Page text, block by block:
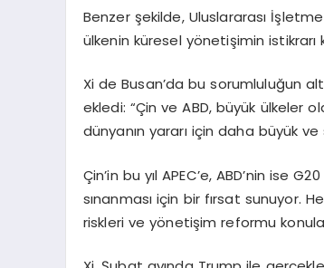
Benzer şekilde, Uluslararası
ülkenin küresel yönetişimin istikrarı
Xi de Busan’da bu sorumluluğun
ekledi: “Çin ve ABD, büyük ülkeler
dünyanın yararı için daha büyük
Çin’in bu yıl APEC’e, ABD’nin ise
sınanması için bir fırsat sunuyor.
riskleri ve yönetişim reformu